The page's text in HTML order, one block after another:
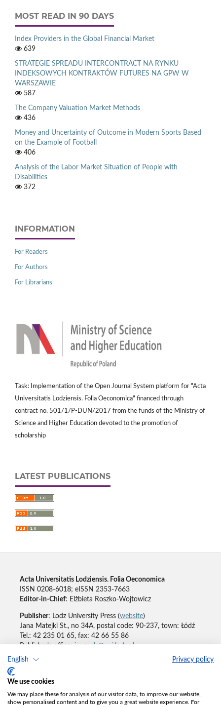
English Privacy policy
We use cookies
We may place these for analysis of our visitor data, to improve our website,
show personalised content and to give you a great website experience. For
MOST READ IN 90 DAYS
Index Providers in the Global Financial Market
639
STRATEGIE SPREADU INTERCONTRACT NA RYNKU
INDEKSOWYCH KONTRAKTÓW FUTURES NA GPW W
WARSZAWIE
587
The Company Valuation Market Methods
436
Money and Uncertainty of Outcome in Modern Sports Based
on the Example of Football
406
Analysis of the Labor Market Situation of People with
Disabilities
372
INFORMATION
For Readers
For Authors
For Librarians
Task: Implementation of the Open Journal System platform for "Acta
Universitatis Lodziensis. Folia Oeconomica" financed through
contract no. 501/1/P-DUN/2017 from the funds of the Ministry of
Science and Higher Education devoted to the promotion of
scholarship
LATEST PUBLICATIONS
Acta Universitatis Lodziensis. Folia Oeconomica
ISSN 0208-6018; eISSN 2353-7663
Editor-in-Chief: Elżbieta Roszko-Wojtowicz
Publisher: Lodz University Press (website)
Jana Matejki St., no 34A, postal code: 90-237, town: Łódź
Tel.: 42 235 01 65, fax: 42 66 55 86
Publisher's office:journals@uni.lodz.pl
Accesibility declaration